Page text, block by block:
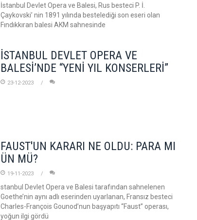
İstanbul Devlet Opera ve Balesi, Rus besteci P. İ.
Çaykovski’ nin 1891 yılında bestelediği son eseri olan
Fındıkkıran balesi AKM sahnesinde
İSTANBUL DEVLET OPERA VE
BALESİ’NDE “YENİ YIL KONSERLERİ”
23-12-2023
FAUST'UN KARARI NE OLDU: PARA MI
ÜN MÜ?
19-11-2023
stanbul Devlet Opera ve Balesi tarafından sahnelenen
Goethe’nin aynı adlı eserinden uyarlanan, Fransız besteci
Charles-François Gounod’nun başyapıtı “Faust” operası,
yoğun ilgi gördü